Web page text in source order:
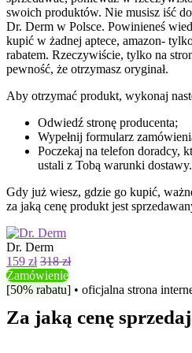
swoich produktów. Nie musisz iść
Dr. Derm w Polsce. Powinieneś
kupić w żadnej aptece, amazon-
rabatem. Rzeczywiście, tylko na
pewność, że otrzymasz oryginał.
Aby otrzymać produkt, wykonaj
Odwiedź stronę producenta;
Wypełnij formularz
Poczekaj na telefon doradcy,
ustali z Tobą warunki dostawy.
Gdy już wiesz, gdzie go kupić,
za jaką cenę produkt jest
Dr. Derm
159 zł 318 zł
Zamówienie
[50% rabatu] • oficjalna strona
Za jaką cenę